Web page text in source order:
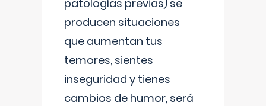
patologías previas) se
producen situaciones
que aumentan tus
temores, sientes
inseguridad y tienes
cambios de humor, será